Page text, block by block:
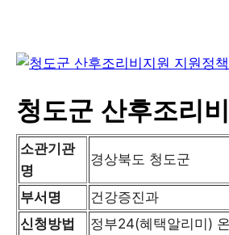
청도군 산후조리
소관기관
명
경상북도 청도군
부서명
건강증진과
신청방법
정부24(혜택알리미)